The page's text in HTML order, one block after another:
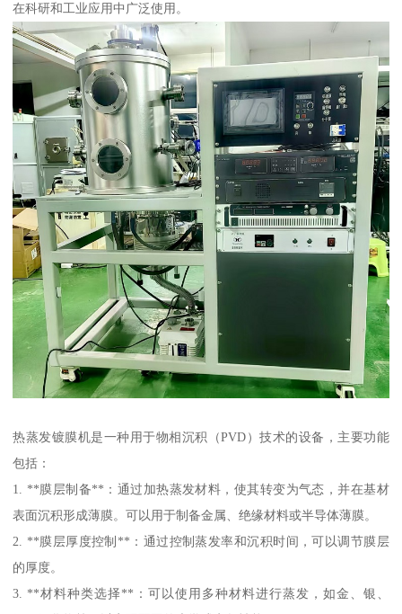
在科研和工业应用中广泛使用。
热蒸发镀膜机是一种用于物相沉积（PVD）技术的设备，主要功能
包括：
1. **膜层制备**：通过加热蒸发材料，使其转变为气态，并在基材
表面沉积形成薄膜。可以用于制备金属、绝缘材料或半导体薄膜。
2. **膜层厚度控制**：通过控制蒸发率和沉积时间，可以调节膜层
的厚度。
3. **材料种类选择**：可以使用多种材料进行蒸发，如金、银、